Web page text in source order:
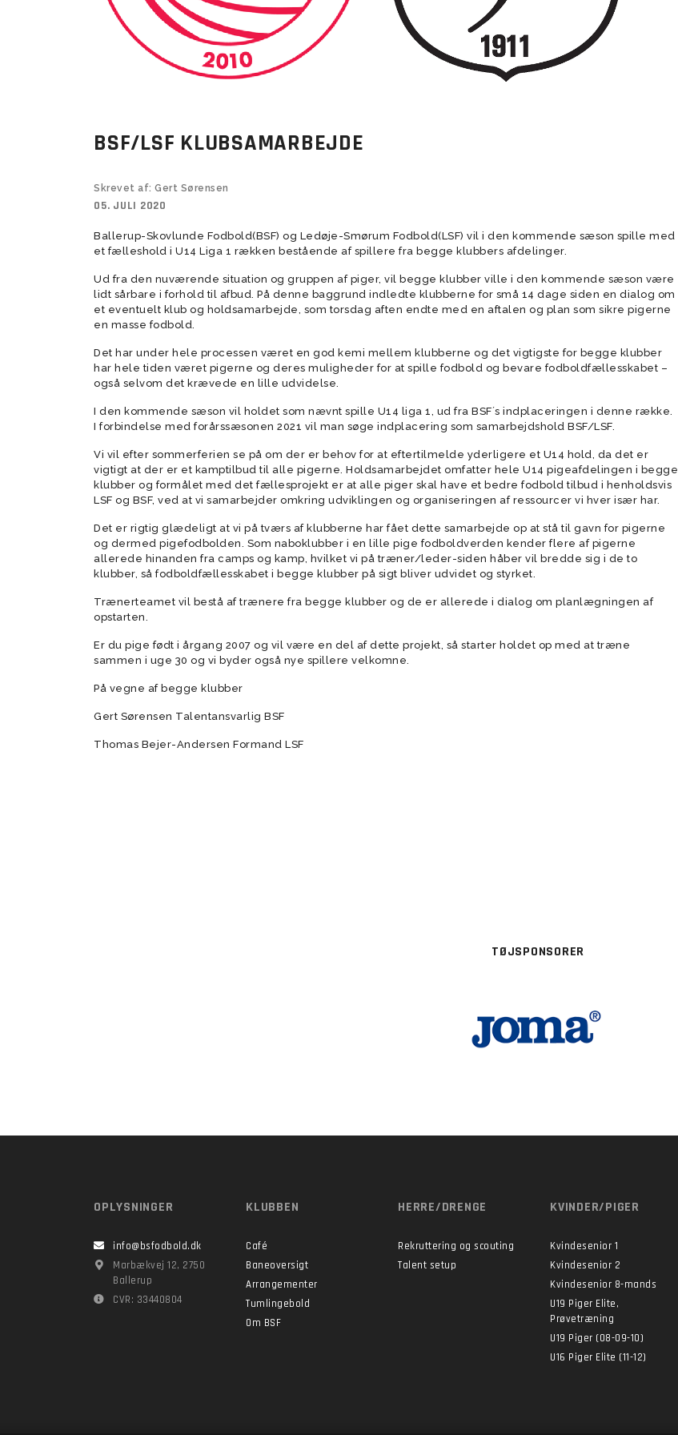
Kampe
BSF nyhedsbreve
Dommere
Værktøjer til
trænere/ledere
Referater fra
Veteran 8 mands (+50)
Veteran 11 mands (+55)
Veteran 8 mands (+55)
U14 Drenge Talent (13)
U14 Drenge Bredde (13)
U13 Drenge Talent (14)
U13 Drenge Bredde
U10 Drenge (17)
Rekruttering og scouting
Forventninger
Elitetillæg
Videopolitik
Prøvetræning Kvindesenior
U11/U12 Piger (15-16) U9/U10 Piger (17-18)
Tumlingebold
Strategi
Hall Of Fame
Adfærdskodeks for
tilskueradfærd
forældre
BSF/LSF KLUBSAMARBEJDE
Skrevet af: Gert Sørensen
05. JULI 2020
Ballerup-Skovlunde Fodbold(BSF) og Ledøje-Smørum Fodbold(LSF) vil i den kommende sæson spille med
et fælleshold i U14 Liga 1 rækken bestående af spillere fra begge klubbers afdelinger.
Ud fra den nuværende situation og gruppen af piger, vil begge klubber ville i den kommende sæson være
lidt sårbare i forhold til afbud. På denne baggrund indledte klubberne for små 14 dage siden en dialog om
et eventuelt klub og holdsamarbejde, som torsdag aften endte med en aftalen og plan som sikre pigerne
en masse fodbold.
Det har under hele processen været en god kemi mellem klubberne og det vigtigste for begge klubber
har hele tiden været pigerne og deres muligheder for at spille fodbold og bevare fodboldfællesskabet –
også selvom det krævede en lille udvidelse.
I den kommende sæson vil holdet som nævnt spille U14 liga 1, ud fra BSF´s indplaceringen i denne række.
I forbindelse med forårssæsonen 2021 vil man søge indplacering som samarbejdshold BSF/LSF.
Vi vil efter sommerferien se på om der er behov for at eftertilmelde yderligere et U14 hold, da det er
vigtigt at der er et kamptilbud til alle pigerne. Holdsamarbejdet omfatter hele U14 pigeafdelingen i begge
klubber og formålet med det fællesprojekt er at alle piger skal have et bedre fodbold tilbud i henholdsvis
LSF og BSF, ved at vi samarbejder omkring udviklingen og organiseringen af ressourcer vi hver især har.
Det er rigtig glædeligt at vi på tværs af klubberne har fået dette samarbejde op at stå til gavn for pigerne
og dermed pigefodbolden. Som naboklubber i en lille pige fodboldverden kender flere af pigerne
allerede hinanden fra camps og kamp, hvilket vi på træner/leder-siden håber vil bredde sig i de to
klubber, så fodboldfællesskabet i begge klubber på sigt bliver udvidet og styrket.
Trænerteamet vil bestå af trænere fra begge klubber og de er allerede i dialog om planlægningen af
opstarten.
Er du pige født i årgang 2007 og vil være en del af dette projekt, så starter holdet op med at træne
sammen i uge 30 og vi byder også nye spillere velkomne.
På vegne af begge klubber
Gert Sørensen Talentansvarlig BSF
Thomas Bejer-Andersen Formand LSF
TØJSPONSORER
OPLYSNINGER
info@bsfodbold.dk
Marbækvej 12, 2750
Ballerup
CVR: 33440804
KLUBBEN
Café
Baneoversigt
Arrangementer
Tumlingebold
Om BSF
HERRE/DRENGE
Rekruttering og scouting
Talent setup
KVINDER/PIGER
Kvindesenior 1
Kvindesenior 2
Kvindesenior 8-mands
U19 Piger Elite,
Prøvetræning
U19 Piger (08-09-10)
U16 Piger Elite (11-12)